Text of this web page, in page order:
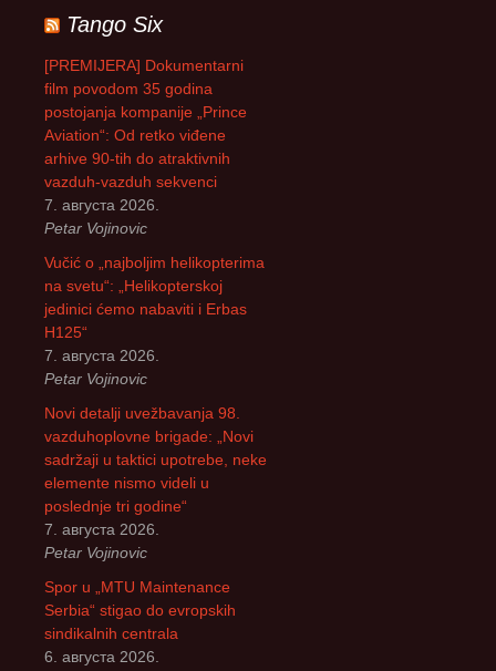
а
г
а
а
Tango Six
[PREMIJERA] Dokumentarni
film povodom 35 godina
postojanja kompanije „Prince
Aviation“: Od retko viđene
arhive 90-tih do atraktivnih
vazduh-vazduh sekvenci
7. августа 2026.
Petar Vojinovic
Vučić o „najboljim helikopterima
na svetu“: „Helikopterskoj
jedinici ćemo nabaviti i Erbas
H125“
7. августа 2026.
Petar Vojinovic
Novi detalji uvežbavanja 98.
vazduhoplovne brigade: „Novi
sadržaji u taktici upotrebe, neke
elemente nismo videli u
poslednje tri godine“
7. августа 2026.
Petar Vojinovic
Spor u „MTU Maintenance
Serbia“ stigao do evropskih
sindikalnih centrala
6. августа 2026.